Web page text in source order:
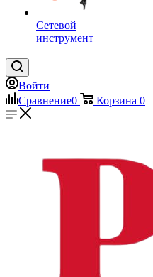
Сетевой
инструмент
Войти
Сравнение0 Корзина 0